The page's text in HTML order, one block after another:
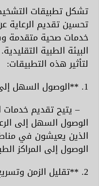
تشكل تطبيقات
تحسين تقديم
خدمات صحية متقدمة
البيئة الطبية
لتأثير هذه التطبيقات:
1. **الوصول السهل إلى الرعاية:**
– يتيح تقديم خدمات
الوصول السهل إلى
الذين يعيشون في
الوصول إلى المراكز
2. **تقليل الزمن وتسريع التشخيص:**